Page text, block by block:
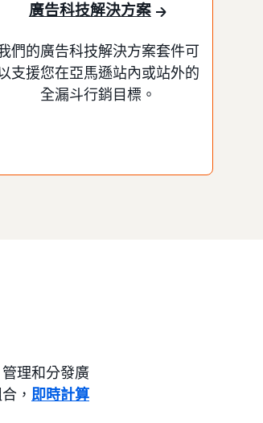
廣告科技解決方案
們的廣告科技解決方案套件可
支援您在亞馬遜站內或站外的
全漏斗行銷目標。
理和分發廣
， 即時計算